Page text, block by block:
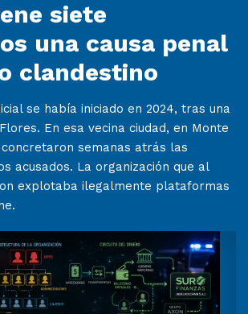
siete
una causa penal
clandestino
se había iniciado en 2024, tras una
En esa vecina ciudad, en Monte
semanas atrás las
acusados. La organización que al
explotaba ilegalmente plataformas